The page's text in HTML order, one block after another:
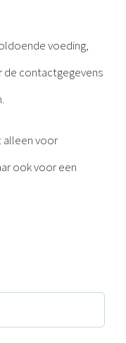
voeding,
de contactgegevens
alleen voor
ook voor een